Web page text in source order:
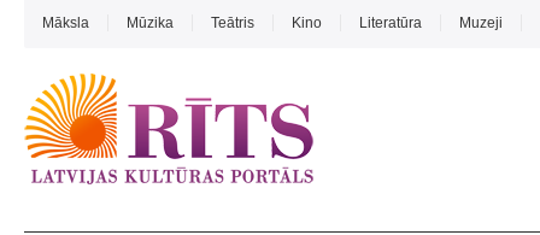
Māksla Mūzika Teātris Kino Literatūra Muzeji